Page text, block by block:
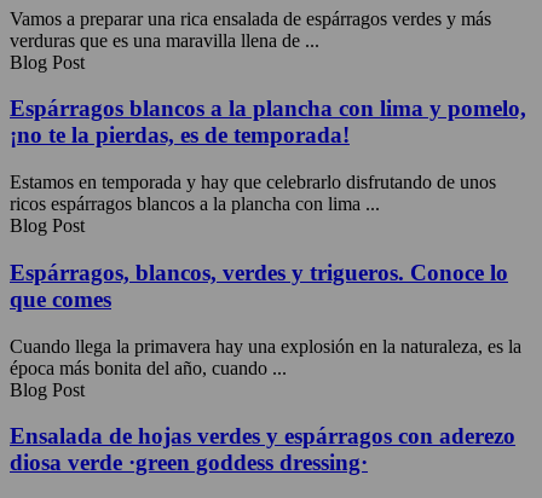
Vamos a preparar una rica ensalada de espárragos verdes y más
verduras que es una maravilla llena de ...
Blog Post
Espárragos blancos a la plancha con lima y pomelo,
¡no te la pierdas, es de temporada!
Estamos en temporada y hay que celebrarlo disfrutando de unos
ricos espárragos blancos a la plancha con lima ...
Blog Post
Espárragos, blancos, verdes y trigueros. Conoce lo
que comes
Cuando llega la primavera hay una explosión en la naturaleza, es la
época más bonita del año, cuando ...
Blog Post
Ensalada de hojas verdes y espárragos con aderezo
diosa verde ·green goddess dressing·